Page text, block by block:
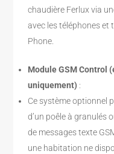
chaudière Ferlux via
avec les téléphones et
Phone.
Module GSM Control
uniquement) :
Ce système optionnel
d’un poêle à granulés
de messages texte
une habitation ne